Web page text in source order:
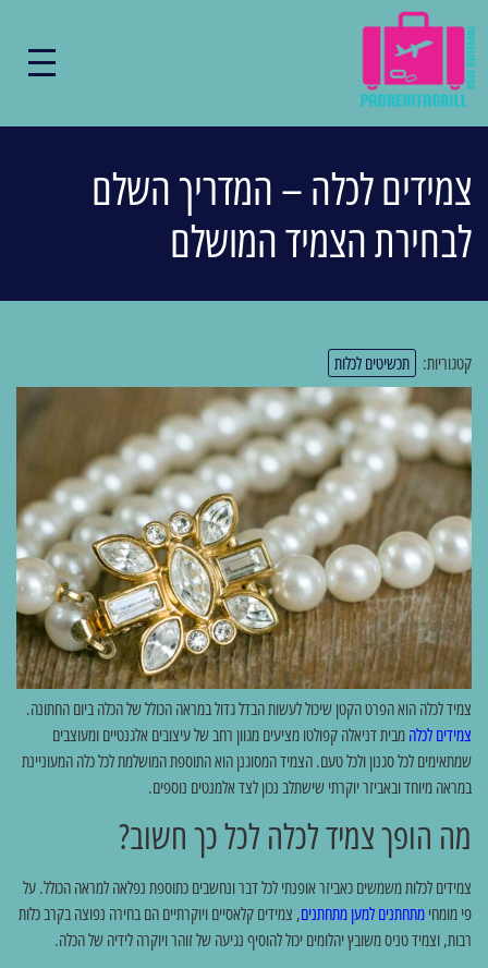
צמידים לכלה – המדריך השלם
לבחירת הצמיד המושלם
קטגוריות: תכשיטים לכלות
צמיד לכלה הוא הפרט הקטן שיכול לעשות הבדל גדול במראה הכולל של הכלה ביום החתונה.
צמידים לכלהמבית דניאלה קפולטו מציעים מגוון רחב של עיצובים אלגנטיים ומעוצבים
שמתאימים לכל סגנון ולכל טעם. הצמיד המסוגנן הוא התוספת המושלמת לכל כלה המעוניינת
במראה מיוחד ובאביזר יוקרתי שישתלב נכון לצד אלמנטים נוספים.
מה הופך צמיד לכלה לכל כך חשוב?
צמידים לכלות משמשים כאביזר אופנתי לכל דבר ונחשבים כתוספת נפלאה למראה הכולל. על
פי מומחימתחתנים למען מתחתנים, צמידים קלאסיים ויוקרתיים הם בחירה נפוצה בקרב כלות
רבות, וצמיד טניס משובץ יהלומים יכול להוסיף נגיעה של זוהר ויוקרה לידיה של הכלה.